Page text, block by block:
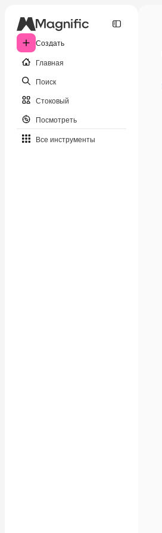
Создать
Главная
Поиск
Стоковый
Посмотреть
Все инструменты